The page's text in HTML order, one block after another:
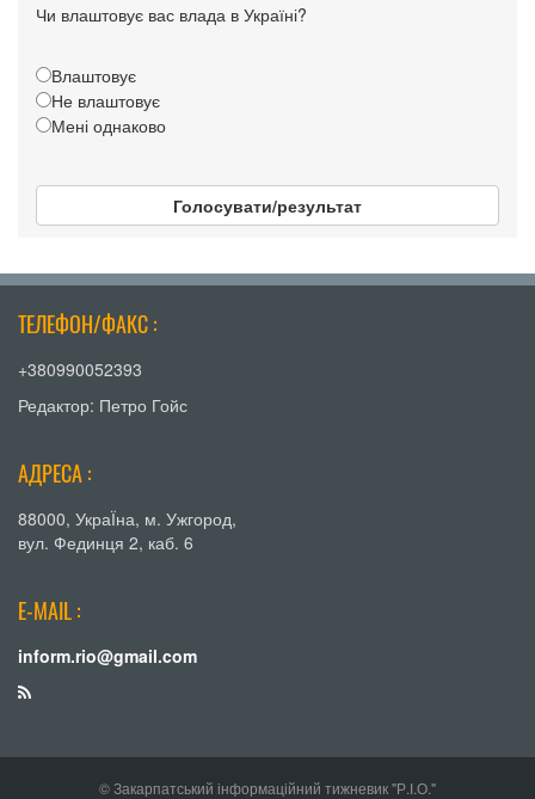
Чи влаштовує вас влада в Україні?
Влаштовує
Не влаштовує
Мені однаково
Голосувати/результат
ТЕЛЕФОН/ФАКС :
+380990052393
Редактор: Петро Гойс
АДРЕСА :
88000, УкраЇна, м. Ужгород,
вул. Фединця 2, каб. 6
E-MAIL :
inform.rio@gmail.com
© Закарпатський інформаційний тижневик "Р.І.О."